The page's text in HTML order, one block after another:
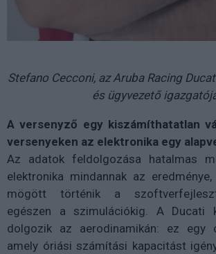
Stefano Cecconi, az Aruba Racing
és ügyvezető
A versenyző egy kiszámíthatatlan
versenyeken az elektronika egy
Az adatok feldolgozása hatalmas
elektronika mindannak az
mögött történik a
egészen a szimulációkig. A Ducati
dolgozik az aerodinamikán: ez egy
amely óriási számítási kapacitást